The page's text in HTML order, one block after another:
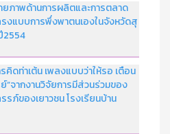
ภาพด้านการผลิตและการตลาด
งแบบการพึ่งพาตนเองในจังหวัดสุ
2554
คิดท่าเต้น เพลงแบบว่าให้รอ เตือน
”จากงานวิจัยการมีส่วนร่วมของ
ภ์ของเยาวชน โรงเรียนบ้าน